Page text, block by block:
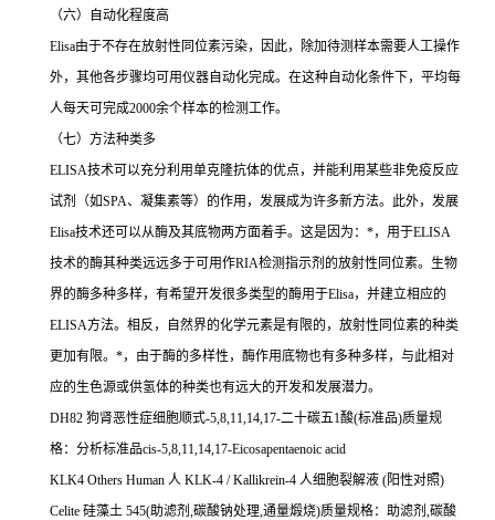
（六）自动化程度高
Elisa由于不存在放射性同位素污染，因此，除加待测样本需要人工操作
外，其他各步骤均可用仪器自动化完成。在这种自动化条件下，平均每
人每天可完成2000余个样本的检测工作。
（七）方法种类多
ELISA技术可以充分利用单克隆抗体的优点，并能利用某些非免疫反应
试剂（如SPA、凝集素等）的作用，发展成为许多新方法。此外，发展
Elisa技术还可以从酶及其底物两方面着手。这是因为： *，用于ELISA
技术的酶其种类远远多于可用作RIA检测指示剂的放射性同位素。生物
界的酶多种多样，有希望开发很多类型的酶用于Elisa，并建立相应的
ELISA方法。相反，自然界的化学元素是有限的，放射性同位素的种类
更加有限。 *，由于酶的多样性，酶作用底物也有多种多样，与此相对
应的生色源或供氢体的种类也有远大的开发和发展潜力。
DH82 狗肾恶性症细胞顺式-5,8,11,14,17-二十碳五1酸(标准品)质量规
格：分析标准品cis-5,8,11,14,17-Eicosapentaenoic acid
KLK4 Others Human 人 KLK-4 / Kallikrein-4 人细胞裂解液 (阳性对照)
Celite 硅藻土 545(助滤剂 ,碳酸钠处理,通量煅烧)质量规格：助滤剂 ,碳酸